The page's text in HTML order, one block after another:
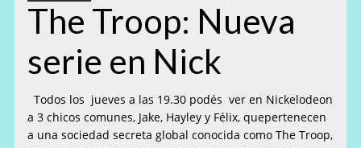
The Troop: Nueva
serie en Nick
Todos los jueves a las 19.30 podés ver en Nickelodeon
a 3 chicos comunes, Jake, Hayley y Félix, quepertenecen
a una sociedad secreta global conocida como The Troop,